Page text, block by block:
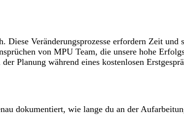
Veränderungsprozesse erfordern Zeit und
von MPU Team, die unsere hohe
Planung während eines kostenlosen
dokumentiert, wie lange du an der